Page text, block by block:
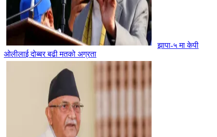
झापा-५ मा केपी
ओलीलाई दोब्बर बढी मतको अग्रता